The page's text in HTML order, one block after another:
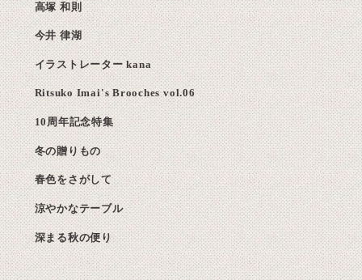
高塚 和則
今井 律湖
イラストレーター kana
Ritsuko Imai's Brooches vol.06
10周年記念特集
冬の贈りもの
春色をさがして
涼やかなテーブル
深まる秋の便り